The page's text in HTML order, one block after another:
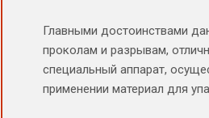
Главными достоинствами
проколам и разрывам,
специальный аппарат,
применении материал для